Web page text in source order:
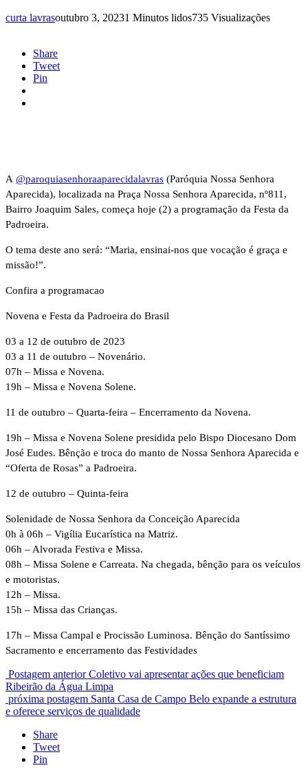
curta lavrasoutubro 3, 20231 Minutos lidos735 Visualizações
Share
Tweet
Pin
A @paroquiasenhoraaparecidalavras (Paróquia Nossa Senhora
Aparecida), localizada na Praça Nossa Senhora Aparecida, nº811,
Bairro Joaquim Sales, começa hoje (2) a programação da Festa da
Padroeira.
O tema deste ano será: “Maria, ensinai-nos que vocação é graça e
missão!”.
Confira a programacao
Novena e Festa da Padroeira do Brasil
03 a 12 de outubro de 2023
03 a 11 de outubro – Novenário.
07h – Missa e Novena.
19h – Missa e Novena Solene.
11 de outubro – Quarta-feira – Encerramento da Novena.
19h – Missa e Novena Solene presidida pelo Bispo Diocesano Dom
José Eudes. Bênção e troca do manto de Nossa Senhora Aparecida e
“Oferta de Rosas” a Padroeira.
12 de outubro – Quinta-feira
Solenidade de Nossa Senhora da Conceição Aparecida
0h à 06h – Vigília Eucarística na Matriz.
06h – Alvorada Festiva e Missa.
08h – Missa Solene e Carreata. Na chegada, bênção para os veículos
e motoristas.
12h – Missa.
15h – Missa das Crianças.
17h – Missa Campal e Procissão Luminosa. Bênção do Santíssimo
Sacramento e encerramento das Festividades
Postagem anterior Coletivo vai apresentar ações que beneficiam
Ribeirão da Água Limpa
próxima postagem Santa Casa de Campo Belo expande a estrutura
e oferece serviços de qualidade
Share
Tweet
Pin